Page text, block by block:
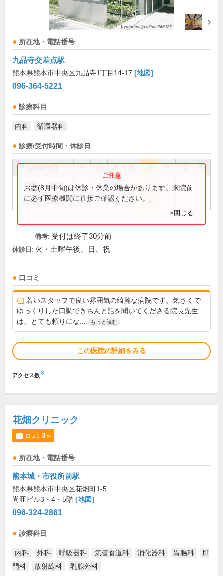
所在地・電話番号
九品寺交差点駅
熊本県熊本市中央区九品寺1丁目14-17 [地図]
096-364-5221
診療科目
内科 循環器科
診療/受付時間・休診日
祝
9:00～13:00 ● ● ● ● ●
15:00～19:00 ● ● ●
お盆(8月中旬)は休診・休業の場合があります。来院前
に必ず医療機関に直接ご確認ください。
×閉じる
備考: 受付は終了30分前
休診日: 火・土曜午後、日、祝
口コミ
若いスタッフで良い雰囲気の綺麗な病院です。気さくで
ゆっくりした口調できちんと話を聞いてくださる院長先生
は、とても頼りにな...
もっと読む
この医院の詳細をみる
アクセス数※
花畑クリニック
口コミ 3件
所在地・電話番号
熊本城・市役所前駅
熊本県熊本市中央区花畑町1-5
尚亜ビル3・4・5階 [地図]
096-324-2861
診療科目
内科 外科 呼吸器科 気管食道科 消化器科 胃腸科
肛
門科
放射線科 乳腺外科